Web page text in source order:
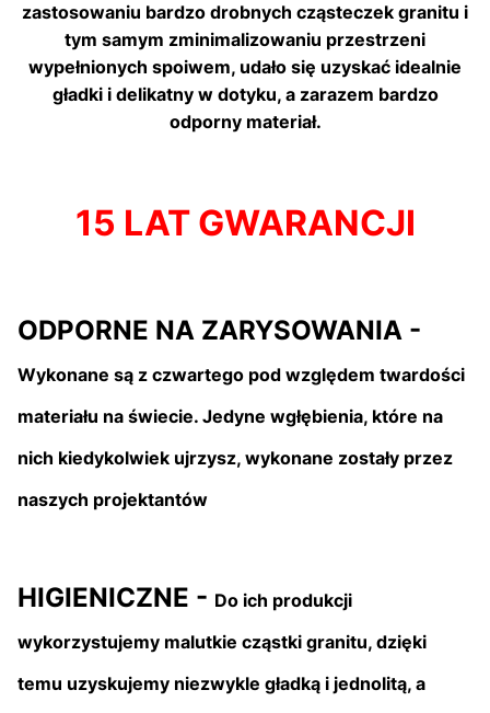
zastosowaniu bardzo drobnych cząsteczek granitu i
tym samym zminimalizowaniu przestrzeni
wypełnionych spoiwem, udało się uzyskać idealnie
gładki i delikatny w dotyku, a zarazem bardzo
odporny materiał.
15 LAT GWARANCJI
ODPORNE NA ZARYSOWANIA -
Wykonane są z czwartego pod względem twardości
materiału na świecie. Jedyne wgłębienia, które na
nich kiedykolwiek ujrzysz, wykonane zostały przez
naszych projektantów
HIGIENICZNE - Do ich produkcji
wykorzystujemy malutkie cząstki granitu, dzięki
temu uzyskujemy niezwykle gładką i jednolitą, a